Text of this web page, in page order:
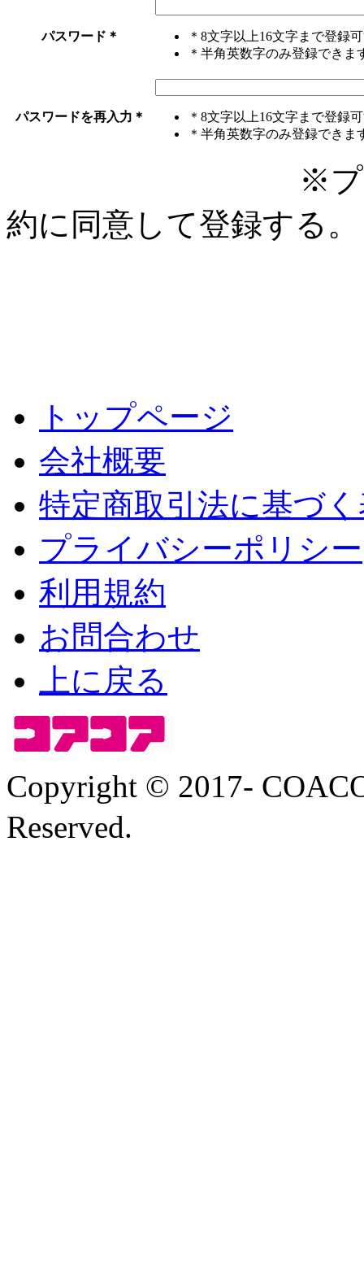
パスワード ＊
＊8文字以上16文字まで登録
＊半角英数字のみ登録できま
パスワードを再入力 ＊
＊8文字以上16文字まで登録
＊半角英数字のみ登録できま
※プ
約に同意して登録する。
トップページ
会社概要
特定商取引法に基づ
プライバシーポリシー
利用規約
お問合わせ
上に戻る
Copyright © 2017-
Reserved.